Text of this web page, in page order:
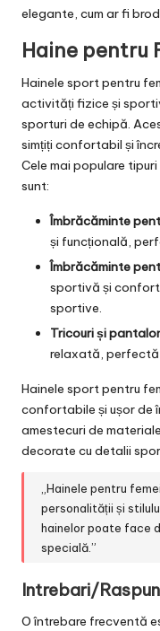
elegante, cum ar fi
Haine pentru
Hainele sport pentru
activități fizice și
sporturi de echipă.
simțiți confortabil și
Cele mai populare
sunt:
Îmbrăcăminte
și funcțională,
Îmbrăcăminte
sportivă și
sportive.
Tricouri și
relaxată, perfectă
Hainele sport pentru
confortabile și ușor de
amestecuri de
decorate cu detalii
„Hainele pentru
personalității și
hainelor poate face
specială.”
Intrebari/
O întrebare frecventă